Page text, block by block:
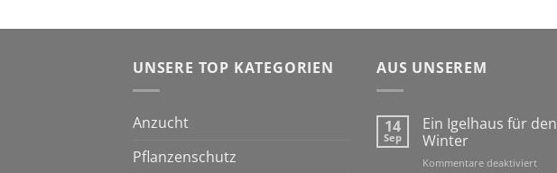
UNSERE TOP KATEGORIEN
Anzucht
Pflanzenschutz
AUS UNSEREM
14
Sep
Ein Igelhaus für den
Winter
Kommentare deaktiviertfür